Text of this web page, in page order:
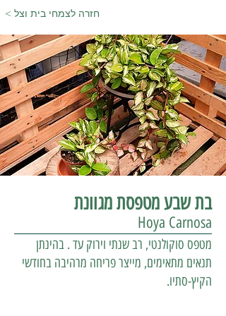
< חזרה לצמחי בית וצל
בת שבע מטפסת מגוונת
Hoya Carnosa
מטפס סוקולנטי, רב שנתי וירוק עד . בהינתן
תנאים מתאימים, מייצר פריחה מרהיבה בחודשי
הקיץ-סתיו.